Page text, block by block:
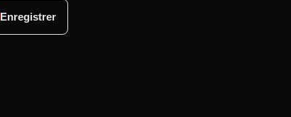
Enregistrer